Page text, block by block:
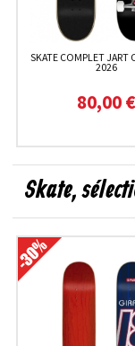
SKATE COMPLET JART
2026
80,00 €
Skate,